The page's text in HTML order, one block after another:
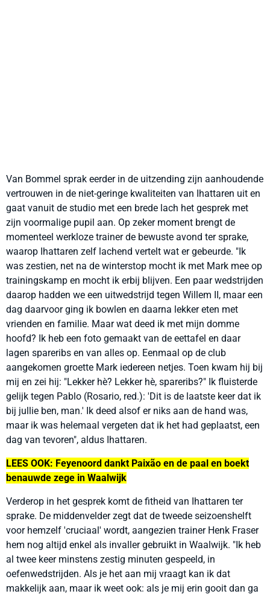
Van Bommel sprak eerder in de uitzending zijn aanhoudende
vertrouwen in de niet-geringe kwaliteiten van Ihattaren uit en
gaat vanuit de studio met een brede lach het gesprek met
zijn voormalige pupil aan. Op zeker moment brengt de
momenteel werkloze trainer de bewuste avond ter sprake,
waarop Ihattaren zelf lachend vertelt wat er gebeurde. "Ik
was zestien, net na de winterstop mocht ik met Mark mee op
trainingskamp en mocht ik erbij blijven. Een paar wedstrijden
daarop hadden we een uitwedstrijd tegen Willem II, maar een
dag daarvoor ging ik bowlen en daarna lekker eten met
vrienden en familie. Maar wat deed ik met mijn domme
hoofd? Ik heb een foto gemaakt van de eettafel en daar
lagen spareribs en van alles op. Eenmaal op de club
aangekomen groette Mark iedereen netjes. Toen kwam hij bij
mij en zei hij: "Lekker hè? Lekker hè, spareribs?" Ik fluisterde
gelijk tegen Pablo (Rosario, red.): 'Dit is de laatste keer dat ik
bij jullie ben, man.' Ik deed alsof er niks aan de hand was,
maar ik was helemaal vergeten dat ik het had geplaatst, een
dag van tevoren", aldus Ihattaren.
LEES OOK: Feyenoord dankt Paixão en de paal en boekt
benauwde zege in Waalwijk
Verderop in het gesprek komt de fitheid van Ihattaren ter
sprake. De middenvelder zegt dat de tweede seizoenshelft
voor hemzelf 'cruciaal' wordt, aangezien trainer Henk Fraser
hem nog altijd enkel als invaller gebruikt in Waalwijk. "Ik heb
al twee keer minstens zestig minuten gespeeld, in
oefenwedstrijden. Als je het aan mij vraagt kan ik dat
makkelijk aan, maar ik weet ook: als je mij erin gooit dan ga